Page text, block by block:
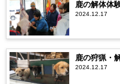
鹿の解体体
2024.12.17
鹿の狩猟・
2024.12.17